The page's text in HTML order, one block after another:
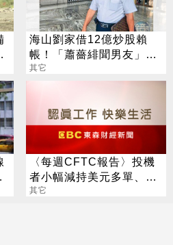
海山劉家借12億炒股賴
帳！「蕭薔緋聞男友」追
債26年 不忍全說了
其它
〈每週CFTC報告〉投機
者小幅減持美元多單、看
多英鎊、澳幣
其它